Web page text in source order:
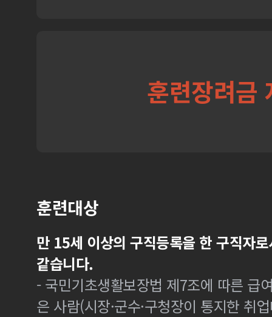
훈련장려금
훈련대상
만 15세 이상의 구직등록을 한 구직자
같습니다.
- 국민기초생활보장법 제7조에 따른 급
은 사람(시장·군수·구청장이 통지한 취